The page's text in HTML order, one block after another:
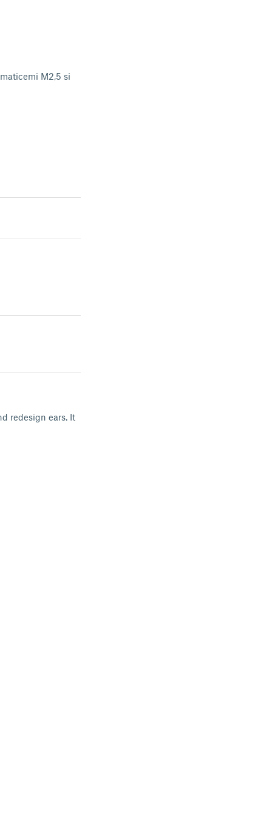
M2,5 si
redesign ears. It